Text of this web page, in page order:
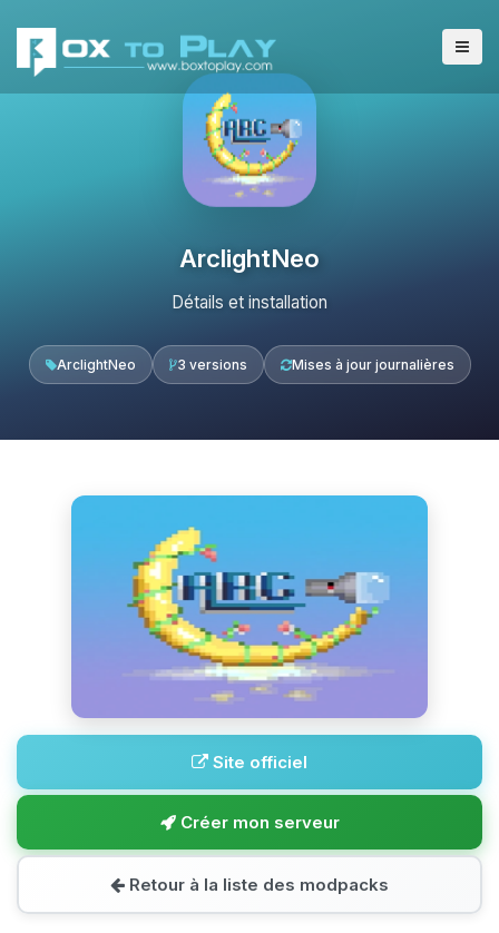
ArclightNeo
Détails et installation
ArclightNeo 3 versions Mises à jour journalières
Site officiel
Créer mon serveur
Retour à la liste des modpacks